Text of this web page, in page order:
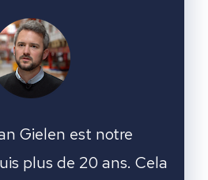
Gielen est notre
plus de 20 ans. Cela